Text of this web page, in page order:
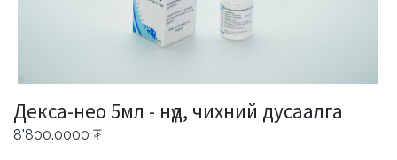
Декса-нео 5мл - нүд, чихний дусаалга
8'800.0000 ₮